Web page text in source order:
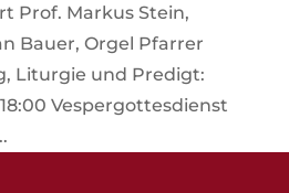
Prof. Markus Stein,
Bauer, Orgel Pfarrer
Liturgie und Predigt:
Vespergottesdienst